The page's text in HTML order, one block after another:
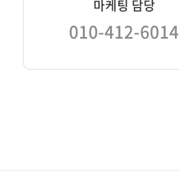
마케팅 담당
010-412-6014